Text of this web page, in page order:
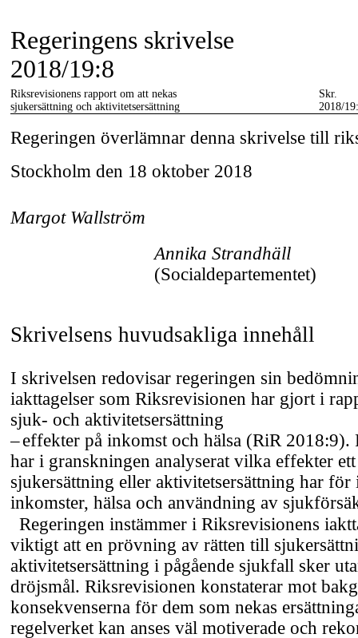
Regeringens skrivelse
2018/19:8
Riksrevisionens rapport om att nekas
Skr.
sjukersättning och aktivitetsersättning
2018/
Regeringen överlämnar denna skrivelse till
Stockholm den 18 oktober 2018
Margot Wallström
Annika Strandhäll
(Socialdepartementet)
Skrivelsens huvudsakliga innehåll
I skrivelsen redovisar regeringen sin
iakttagelser som Riksrevisionen har gjort i
sjuk- och aktivitetsersättning
–effekter på inkomst och hälsa (RiR 2018:9).
har i granskningen analyserat vilka effekter
sjukersättning eller aktivitetsersättning har för
inkomster, hälsa och användning av
Regeringen instämmer i Riksrevisionens
viktigt att en prövning av rätten till
aktivitetsersättning i pågående sjukfall sker
dröjsmål. Riksrevisionen konstaterar mot
konsekvenserna för dem som nekas
regelverket kan anses väl motiverade och